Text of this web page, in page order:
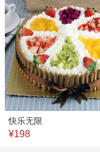
快乐无限
¥198